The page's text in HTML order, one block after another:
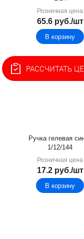
Розничная цена
65.6руб./шт
В корзину
Ручка гелевая
1/12/144
Розничная цена
17.2руб./шт
В корзину
РАССЧИТАТЬ